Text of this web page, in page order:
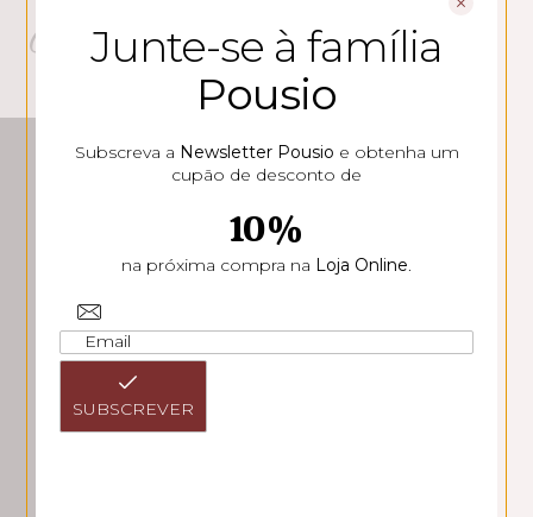
Outro produtos Pousio HMR
CONTACTOS
1600-196 Lisboa
Tlf: +351 217 958 188
(chamada para rede fixa nacional)
Email: geral@pousiohmr.pt
Junte-se à família
Pousio
Subscreva a Newsletter Pousio e obtenha um
cupão de desconto de
10%
na próxima compra na Loja Online.
SUBSCREVER